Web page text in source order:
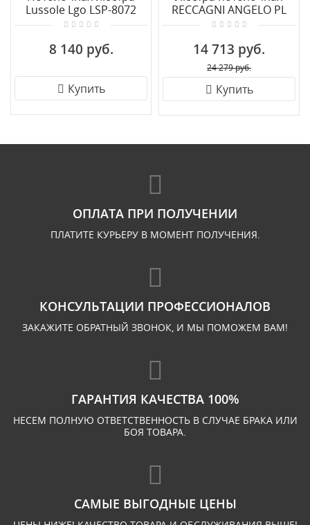
Lussole Lgo LSP-8072
8 140 руб.
Купить
RECCAGNI ANGELO PL
9420/3
14 713 руб.
24 279 руб.
Купить
ОПЛАТА ПРИ ПОЛУЧЕНИИ
ПЛАТИТЕ КУРЬЕРУ В МОМЕНТ ПОЛУЧЕНИЯ.
КОНСУЛЬТАЦИИ ПРОФЕССИОНАЛОВ
ЗАКАЖИТЕ ОБРАТНЫЙ ЗВОНОК, И МЫ ПОМОЖЕМ ВАМ!
ГАРАНТИЯ КАЧЕСТВА 100%
НЕСЕМ ПОЛНУЮ ОТВЕТСТВЕННОСТЬ В СЛУЧАЕ БРАКА ИЛИ
БОЯ ТОВАРА.
САМЫЕ ВЫГОДНЫЕ ЦЕНЫ